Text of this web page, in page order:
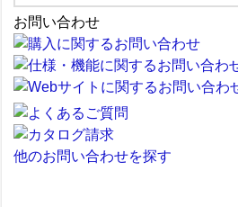
お問い合わせ
他のお問い合わせを探す